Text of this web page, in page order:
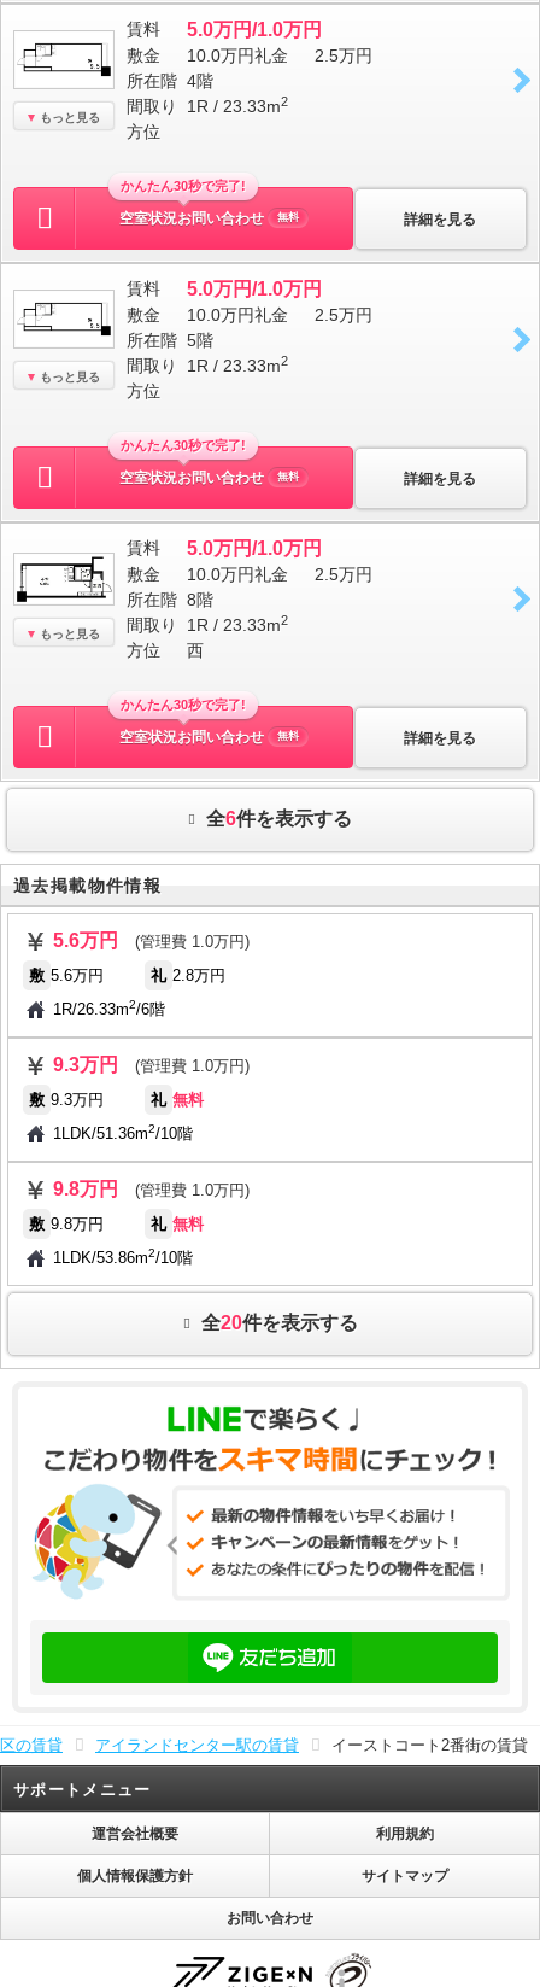
もっと見る
賃料 5.0万円/1.0万円
敷金 10.0万円礼金
2.5万円
所在階 4階
間取り
1R / 23.33m2
方位
詳細を見る
かんたん30秒で完了!
空室状況お問い合わせ 無料
もっと見る
賃料 5.0万円/1.0万円
敷金 10.0万円礼金
2.5万円
所在階 5階
間取り
1R / 23.33m2
方位
詳細を見る
かんたん30秒で完了!
空室状況お問い合わせ 無料
もっと見る
賃料 5.0万円/1.0万円
敷金 10.0万円礼金
2.5万円
所在階 8階
間取り
1R / 23.33m2
方位 西
詳細を見る
かんたん30秒で完了!
空室状況お問い合わせ 無料
全6件を表示する
過去掲載物件情報
5.6万円
(管理費 1.0万円)
敷 5.6万円 礼 2.8万円
1R/26.33m2/6階
9.3万円
(管理費 1.0万円)
敷 9.3万円 礼 無料
1LDK/51.36m2/10階
9.8万円
(管理費 1.0万円)
敷 9.8万円 礼 無料
1LDK/53.86m2/10階
全20件を表示する
の賃貸 アイランドセンター駅の賃貸 イーストコート2番街の賃貸
サポートメニュー
運営会社概要 利用規約
個人情報保護方針 サイトマップ
お問い合わせ